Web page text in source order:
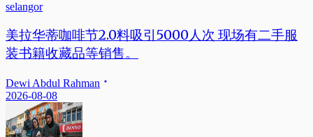
selangor
美拉华蒂咖啡节2.0料吸引5000人次 现场有二手服
装书籍收藏品等销售。
Dewi Abdul Rahman
2026-08-08